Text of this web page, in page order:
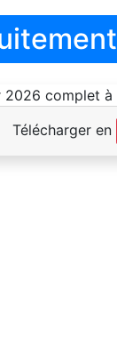
Télécharger en